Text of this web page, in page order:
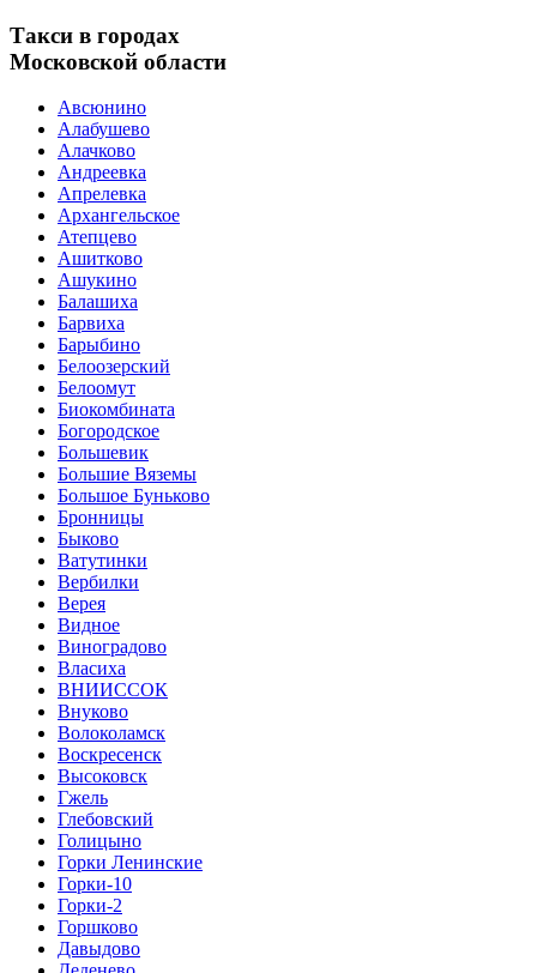
Такси в городах
Московской области
Авсюнино
Алабушево
Алачково
Андреевка
Апрелевка
Архангельское
Атепцево
Ашитково
Ашукино
Балашиха
Барвиха
Барыбино
Белоозерский
Белоомут
Биокомбината
Богородское
Большевик
Большие Вяземы
Большое Буньково
Бронницы
Быково
Ватутинки
Вербилки
Верея
Видное
Виноградово
Власиха
ВНИИССОК
Внуково
Волоколамск
Воскресенск
Высоковск
Гжель
Глебовский
Голицыно
Горки Ленинские
Горки-10
Горки-2
Горшково
Давыдово